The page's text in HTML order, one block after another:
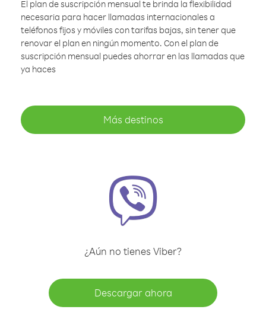
El plan de suscripción mensual te brinda la flexibilidad
necesaria para hacer llamadas internacionales a
teléfonos fijos y móviles con tarifas bajas, sin tener que
renovar el plan en ningún momento. Con el plan de
suscripción mensual puedes ahorrar en las llamadas que
ya haces
Más destinos
¿Aún no tienes Viber?
Descargar ahora